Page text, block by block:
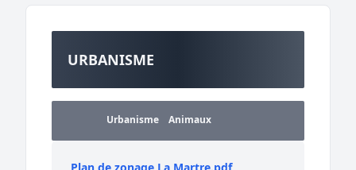
URBANISME
Urbanisme Animaux